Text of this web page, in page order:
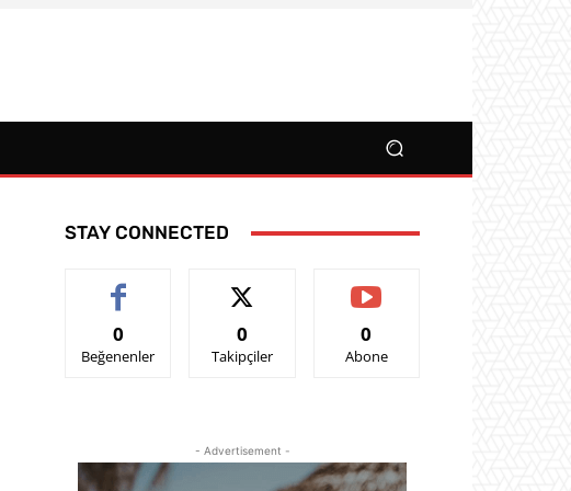
STAY CONNECTED
0
Beğenenler
0
Takipçiler
0
Abone
- Advertisement -